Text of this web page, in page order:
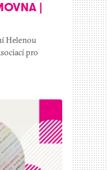
|
Helenou
pro